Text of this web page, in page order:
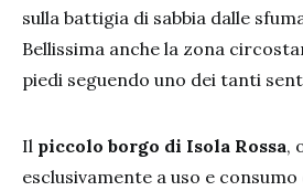
sulla battigia di sabbia dalle
Bellissima anche la zona
piedi seguendo uno dei tanti
Il piccolo borgo di Isola Rossa,
esclusivamente a uso e